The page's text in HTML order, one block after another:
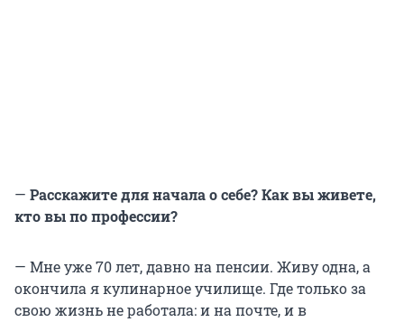
— Расскажите для начала о себе? Как вы живете,
кто вы по профессии?
— Мне уже 70 лет, давно на пенсии. Живу одна, а
окончила я кулинарное училище. Где только за
свою жизнь не работала: и на почте, и в